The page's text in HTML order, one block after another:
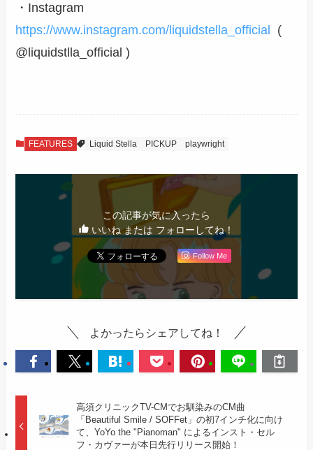
・Instagram
https://www.instagram.com/liquidstella_official
(
@liquidstlla_official )
FEATURES Liquid Stella PICKUP playwright
この記事が気に入ったら
いいね または フォローしてね！
Follow Me
よかったらシェアしてね！
高須クリニックTV-CMでお馴染みのCM曲
「Beautiful Smile / SOFFet」の初7インチ化に向け
て、YoYo the "Pianoman" によるインスト・セル
フ・カヴァーが本日先行リリース開始！